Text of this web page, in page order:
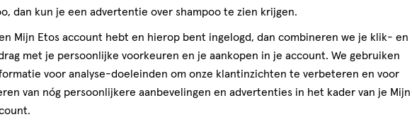
dan kun je een advertentie over shampoo te zien krijgen.
Mijn Etos account hebt en hierop bent ingelogd, dan combineren we je klik- en
met je persoonlijke voorkeuren en je aankopen in je account. We gebruiken
voor analyse-doeleinden om onze klantinzichten te verbeteren en voor
van nóg persoonlijkere aanbevelingen en advertenties in het kader van je Mijn